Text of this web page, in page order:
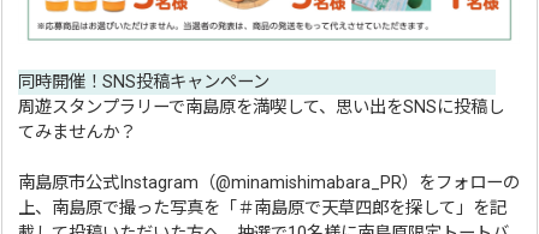
同時開催！SNS投稿キャンペーン
周遊スタンプラリーで南島原を満喫して、思い出をSNSに投稿し
てみませんか？
南島原市公式Instagram（@minamishimabara_PR）をフォローの
上、南島原で撮った写真を「＃南島原で天草四郎を探して」を記